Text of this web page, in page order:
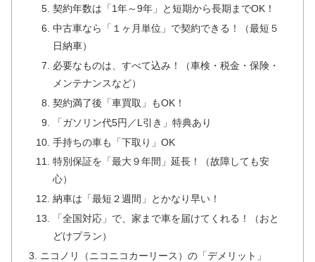
契約年数は「1年～9年」と短期から長期までOK！
中古車なら「１ヶ月単位」で契約できる！（最短５
日納車）
必要なものは、すべて込み！（車検・税金・保険・
メンテナンスなど）
契約満了後「車買取」もOK！
「ガソリン代5円／L引き」特典あり
手持ちの車も「下取り」OK
特別保証を「最大９年間」延長！（故障しても安
心）
納車は「最短２週間」とかなり早い！
「全国対応」で、家まで車を届けてくれる！（おと
どけプラン）
ニコノリ（ニコニコカーリース）の「デメリット」